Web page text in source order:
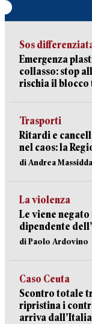
Sos
Emergenza
collasso: stop
rischia il blocco
Trasporti
Ritardi e
nel caos: la
di Andrea Massidda
La violenza
Le viene
dipendente
di Paolo Ardovino
Caso Ceuta
Scontro totale
ripristina i
arriva